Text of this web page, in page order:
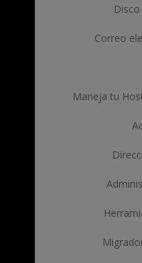
Correo
Maneja tu